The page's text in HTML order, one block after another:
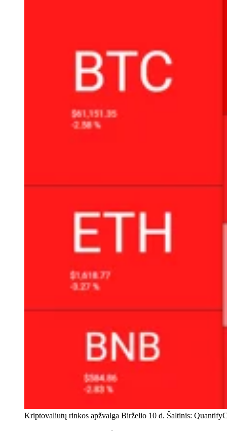
Kriptovaliutų rinkos apžvalga Birželio 10 d. Šaltinis: